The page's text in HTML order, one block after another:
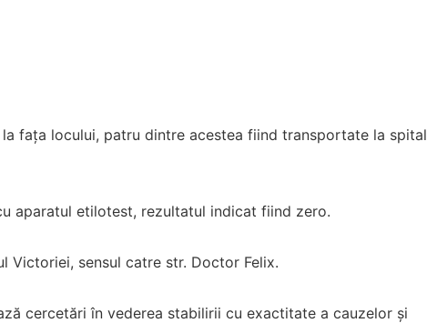
fața locului, patru dintre acestea fiind transportate la spital
aparatul etilotest, rezultatul indicat fiind zero.
Victoriei, sensul catre str. Doctor Felix.
cercetări în vederea stabilirii cu exactitate a cauzelor și